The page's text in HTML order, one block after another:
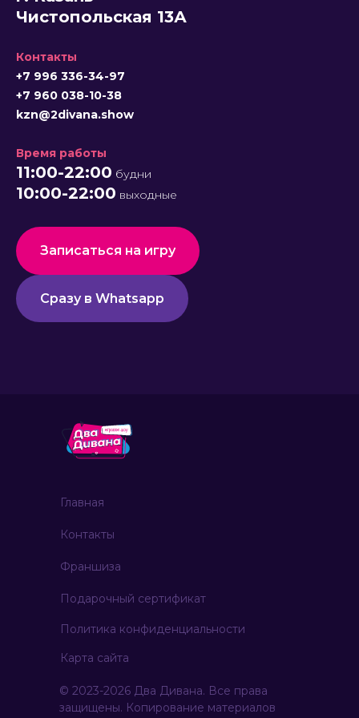
Чистопольская 13А
Контакты
+7 996 336-34-97
+7 960 038-10-38
kzn@2divana.show
Время работы
11:00-22:00 будни
10:00-22:00 выходные
Записаться на игру
Сразу в Whatsapp
Политика конфиденциальности
© 2023-2026 Два Дивана. Все права
защищены. Копирование материалов
Главная
Франшиза
Подарочный сертификат
Контакты
Карта сайта